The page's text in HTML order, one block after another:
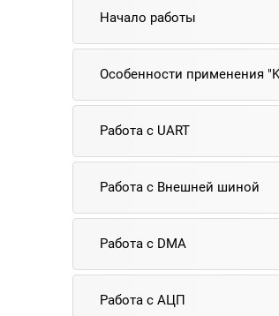
Начало работы
Особенности применения
Работа с UART
Работа с Внешней шиной
Работа с DMA
Работа с АЦП